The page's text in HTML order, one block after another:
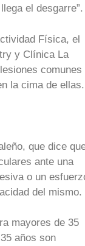
el desgarre”.
Física, el
y Clínica La
comunes
la cima de ellas.
que dice
ante una
o un
del mismo.
mayores de 35
años son